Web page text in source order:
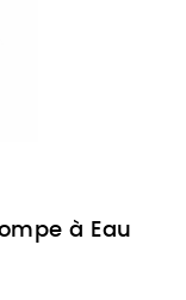
à Eau